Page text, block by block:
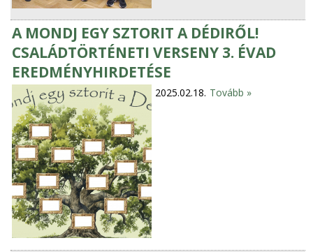
A MONDJ EGY SZTORIT A DÉDIRŐL!
CSALÁDTÖRTÉNETI VERSENY 3. ÉVAD
EREDMÉNYHIRDETÉSE
2025.02.18. Tovább »